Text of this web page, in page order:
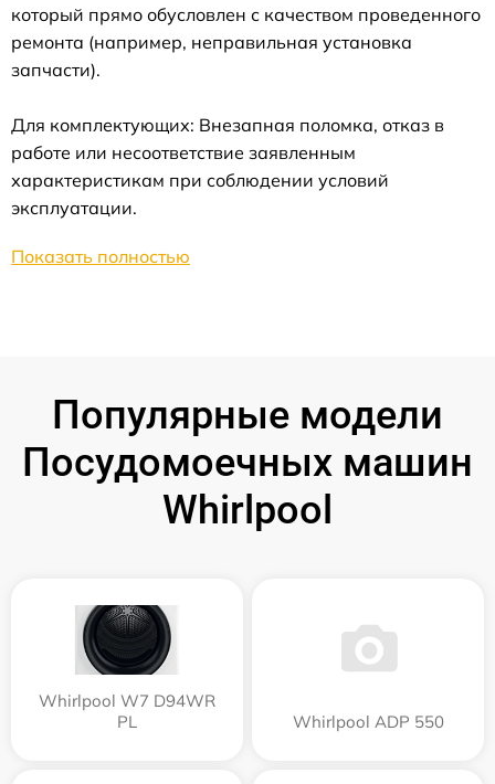
который прямо обусловлен с качеством проведенного
ремонта (например, неправильная установка
запчасти).
Для комплектующих: Внезапная поломка, отказ в
работе или несоответствие заявленным
характеристикам при соблюдении условий
эксплуатации.
Показать полностью
Популярные модели
Посудомоечных машин
Whirlpool
Whirlpool W7 D94WR
PL
Whirlpool ADP 550